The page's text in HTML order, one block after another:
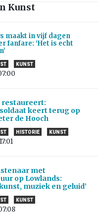
Kunst
maakt in vijf dagen
fanfare: ‘Het is echt
KUNST
restaureert:
keert terug op
de Hooch
HISTORIE KUNST
17:01
met
op Lowlands:
muziek en geluid’
KUNST